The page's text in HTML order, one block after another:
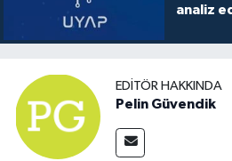
analiz
EDITÖR HAKKINDA
Pelin Güvendik